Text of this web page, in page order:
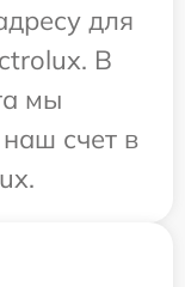
для
В
мы
счет в